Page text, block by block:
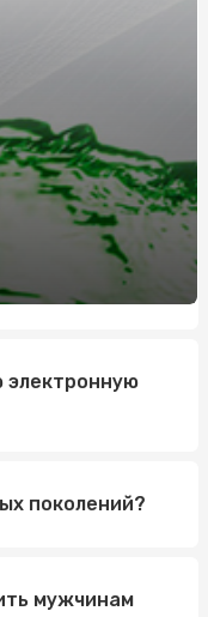
шланг для
от
модели для
«Ваш
нігтів
электронную
поколений?
мужчинам